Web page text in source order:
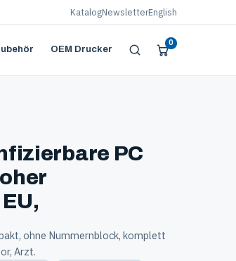
KatalogNewsletterEnglish
OEM Drucker
0
PC
ohne Nummernblock, komplett
Arzt.